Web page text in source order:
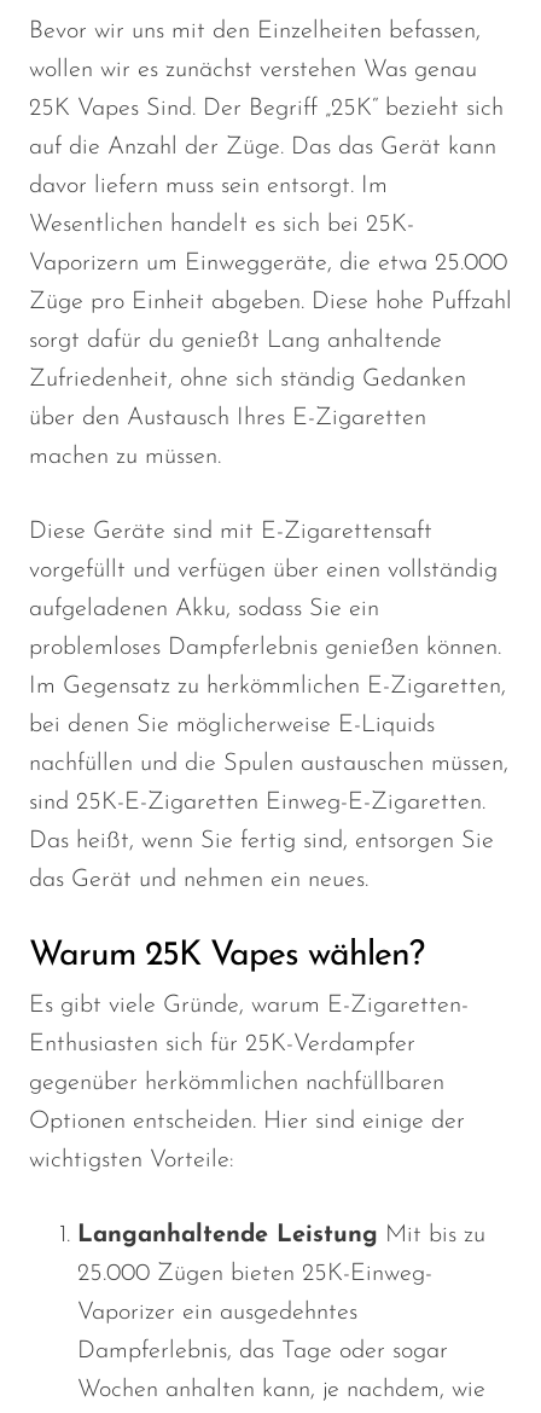
Bevor wir uns mit den Einzelheiten befassen,
wollen wir es zunächst verstehen Was genau
25K Vapes Sind. Der Begriff „25K“ bezieht sich
auf die Anzahl der Züge. Das das Gerät kann
davor liefern muss sein entsorgt. Im
Wesentlichen handelt es sich bei 25K-
Vaporizern um Einweggeräte, die etwa 25.000
Züge pro Einheit abgeben. Diese hohe Puffzahl
sorgt dafür du genießt Lang anhaltende
Zufriedenheit, ohne sich ständig Gedanken
über den Austausch Ihres E-Zigaretten
machen zu müssen.
Diese Geräte sind mit E-Zigarettensaft
vorgefüllt und verfügen über einen vollständig
aufgeladenen Akku, sodass Sie ein
problemloses Dampferlebnis genießen können.
Im Gegensatz zu herkömmlichen E-Zigaretten,
bei denen Sie möglicherweise E-Liquids
nachfüllen und die Spulen austauschen müssen,
sind 25K-E-Zigaretten Einweg-E-Zigaretten.
Das heißt, wenn Sie fertig sind, entsorgen Sie
das Gerät und nehmen ein neues.
Warum 25K Vapes wählen?
Es gibt viele Gründe, warum E-Zigaretten-
Enthusiasten sich für 25K-Verdampfer
gegenüber herkömmlichen nachfüllbaren
Optionen entscheiden. Hier sind einige der
wichtigsten Vorteile:
Langanhaltende Leistung Mit bis zu
25.000 Zügen bieten 25K-Einweg-
Vaporizer ein ausgedehntes
Dampferlebnis, das Tage oder sogar
Wochen anhalten kann, je nachdem, wie